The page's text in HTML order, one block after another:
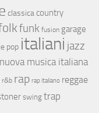
classica country
funk fusion garage
pop italiani jazz
nuova musica italiana
r&b rap rap italiano reggae
swing trap